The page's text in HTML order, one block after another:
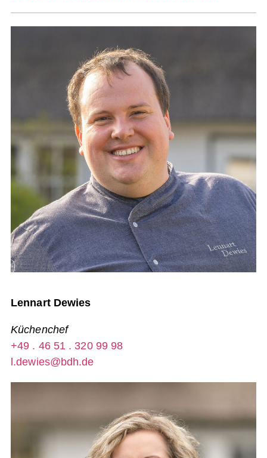
Lennart Dewies
Küchenchef
+49 . 46 51 . 320 99 98
l.dewies@bdh.de